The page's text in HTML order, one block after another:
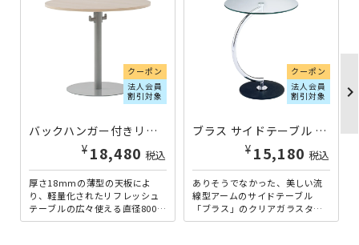
クーポン
法人会員
割引対象
バックハンガー付きリフレッシュテーブルII W800×D800×H700 ナチュラルF RY-RT800BH2-NA | 132508
¥ 18,480 税込
厚さ18mmの薄型の天板によ
り、軽量化されたリフレッシュ
テーブルの広々使える直径800m
mタイプです。直径800mmとい
クーポン
法人会員
割引対象
ブラス サイドテーブル クリアガラスタイプ W460×D460×H555 AK-LLT8514 | 821321
¥ 15,180 税込
ありそうでなかった、美しい流
線型アームのサイドテーブル
「ブラス」のクリアガラスタイ
プです。天板のクリアガラス
chevron_right